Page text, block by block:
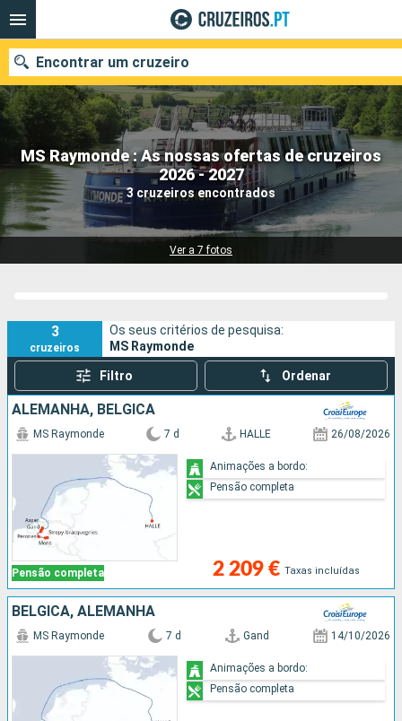
MS Raymonde : As nossas ofertas de cruzeiros
2026 - 2027
3 cruzeiros encontrados
Ver a 7 fotos
Encontrar um cruzeiro
Quando ir?
Data de partida
3
cruzeiros
Os seus critérios de pesquisa:
MS Raymonde
Filtro Ordenar
ALEMANHA, BÉLGICA
Pensão completa
MS Raymonde 7 d HALLE 26/08/2026
2 209 € Taxas incluídas
Animações a bordo:
Pensão completa
BÉLGICA, ALEMANHA
MS Raymonde 7 d Gand 14/10/2026
Animações a bordo:
Pensão completa